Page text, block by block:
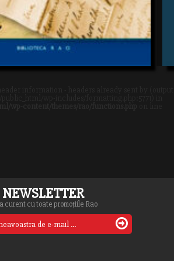
NEWSLETTER
curent cu toate promoțiile Rao